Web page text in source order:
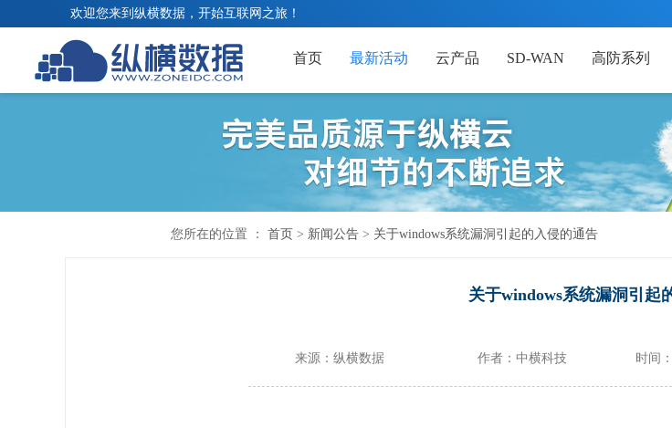
欢迎您来到纵横数据，开始互联网之旅！
首页 最新活动 云产品 SD-WAN 高防系列
您所在的位置 ： 首页 > 新闻公告 > 关于windows系统漏洞引起的入侵的通告
关于windows系统漏洞引起
来源：纵横数据 作者：中横科技 时间